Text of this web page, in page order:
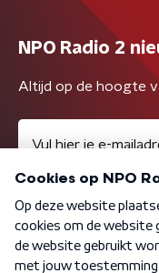
NPO Radio 2
Altijd op de hoogte
Algemene